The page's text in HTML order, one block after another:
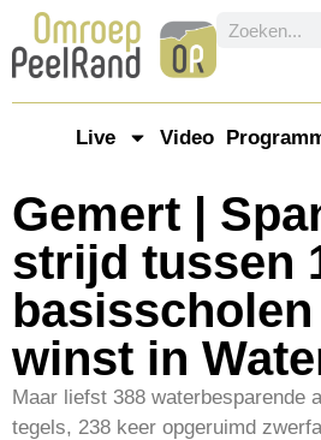
Live Video
Gemert |
strijd tussen
winst in
Maar liefst 388 waterbesparende
tegels, 238 keer opgeruimd